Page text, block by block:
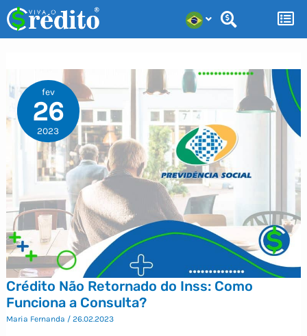
para
fev
26
2023
Crédito Não Retornado do Inss: Como
Funciona a Consulta?
Maria Fernanda / 26.02.2023